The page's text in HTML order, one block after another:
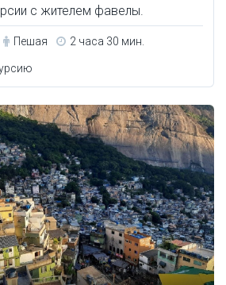
с жителем фавелы.
Пешая 2 часа 30 мин.